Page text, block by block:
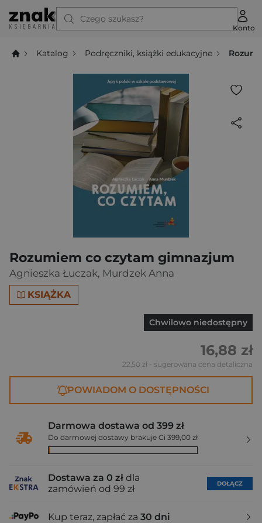
Czego szukasz?
Konto
Katalog Podręczniki, książki edukacyjne
Rozumiem co czytam gimnazjum
Agnieszka Łuczak, Murdzek Anna
KSIĄŻKA
Chwilowo niedostępny
16,88 zł
22,50 zł - sugerowana cena detaliczna
POWIADOM O DOSTĘPNOŚCI
Darmowa dostawa od 399 zł
Do darmowej dostawy brakuje Ci 399,00 zł
Dostawa za 0 zł dla
zamówień od 99 zł
DOŁĄCZ
Kup teraz, zapłać za 30 dni